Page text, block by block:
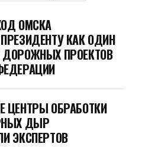
ОМСКА
КАК ОДИН
ПРОЕКТОВ
ЦЕНТРЫ ОБРАБОТКИ
ДЫР
ЭКСПЕРТОВ